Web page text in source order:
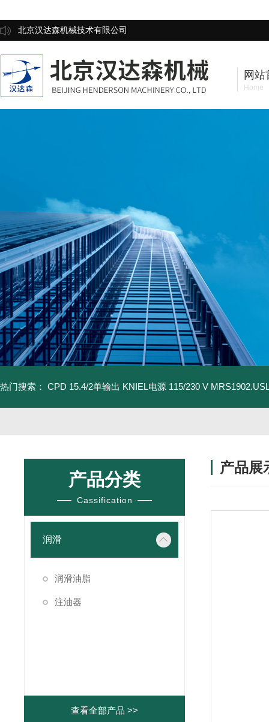
北京汉达森机械技术有限公司
网站
Home
热门搜索： CPD 15.4/2单输出 KNIEL电源 115/230 V
产品分类
Cassification
润滑
润滑油脂
注油器
查看全部产品 >>
产品展